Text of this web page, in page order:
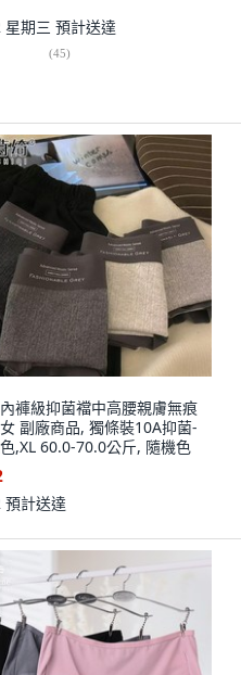
期三 預計送達
(45)
褲級抑菌襠中高腰親膚無痕
副廠商品, 獨條裝10A抑菌-
,XL 60.0-70.0公斤, 隨機色
預計送達